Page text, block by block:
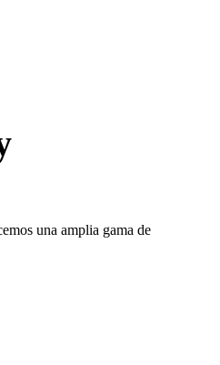
una amplia gama de